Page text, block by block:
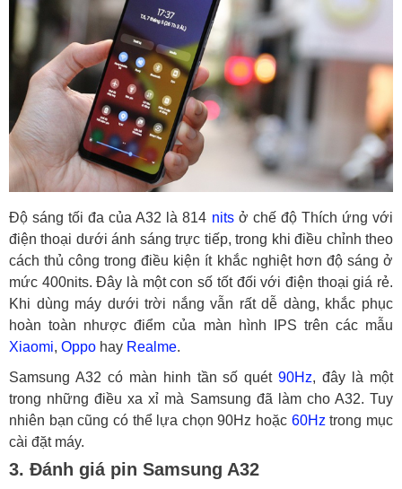
Độ sáng tối đa của A32 là 814 nitsở chế độ Thích ứng với
điện thoại dưới ánh sáng trực tiếp, trong khi điều chỉnh theo
cách thủ công trong điều kiện ít khắc nghiệt hơn độ sáng ở
mức 400nits. Đây là một con số tốt đối với điện thoại giá rẻ.
Khi dùng máy dưới trời nắng vẫn rất dễ dàng, khắc phục
hoàn toàn nhược điểm của màn hình IPS trên các mẫu
Xiaomi, Oppo hay Realme.
Samsung A32 có màn hinh tần số quét90Hz, đây là một
trong những điều xa xỉ mà Samsung đã làm cho A32. Tuy
nhiên bạn cũng có thể lựa chọn 90Hz hoặc 60Hz trong mục
cài đặt máy.
3. Đánh giá pin Samsung A32